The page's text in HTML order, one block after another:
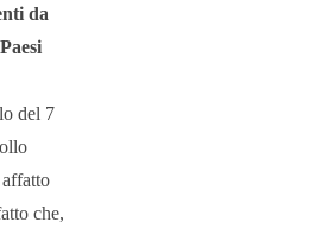
da
del 7
che,